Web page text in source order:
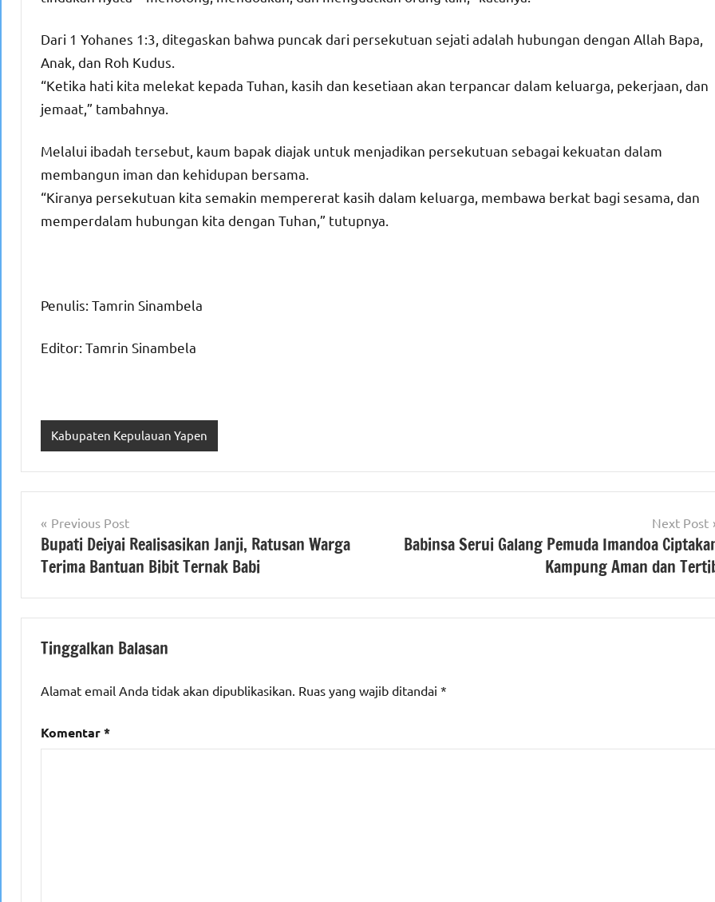
Dari 1 Yohanes 1:3, ditegaskan bahwa puncak dari persekutuan sejati adalah hubungan dengan Allah Bapa,
Anak, dan Roh Kudus.
“Ketika hati kita melekat kepada Tuhan, kasih dan kesetiaan akan terpancar dalam keluarga, pekerjaan, dan
jemaat,” tambahnya.
Melalui ibadah tersebut, kaum bapak diajak untuk menjadikan persekutuan sebagai kekuatan dalam
membangun iman dan kehidupan bersama.
“Kiranya persekutuan kita semakin mempererat kasih dalam keluarga, membawa berkat bagi sesama, dan
memperdalam hubungan kita dengan Tuhan,” tutupnya.
Penulis: Tamrin Sinambela
Editor: Tamrin Sinambela
Kabupaten Kepulauan Yapen
Navigasi
pos
Previous Post
Bupati Deiyai Realisasikan Janji, Ratusan Warga
Terima Bantuan Bibit Ternak Babi
Next Post
Babinsa Serui Galang Pemuda Imandoa
Kampung Aman dan
Tinggalkan Balasan
Alamat email Anda tidak akan dipublikasikan. Ruas yang wajib ditandai *
Komentar*